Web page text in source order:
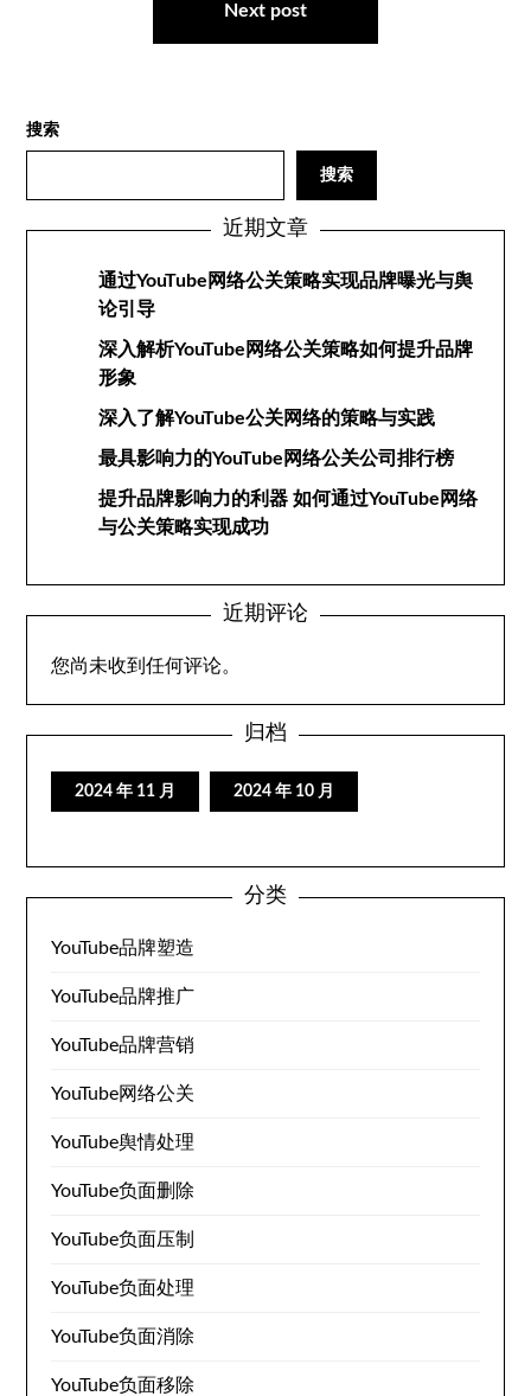
Next post
搜索
搜索
近期文章
通过YouTube网络公关策略实现品牌曝光与舆
论引导
深入解析YouTube网络公关策略如何提升品牌
形象
深入了解YouTube公关网络的策略与实践
最具影响力的YouTube网络公关公司排行榜
提升品牌影响力的利器 如何通过YouTube网络
与公关策略实现成功
近期评论
您尚未收到任何评论。
归档
2024 年 11 月 2024 年 10 月
分类
YouTube品牌塑造
YouTube品牌推广
YouTube品牌营销
YouTube网络公关
YouTube舆情处理
YouTube负面删除
YouTube负面压制
YouTube负面处理
YouTube负面消除
YouTube负面移除